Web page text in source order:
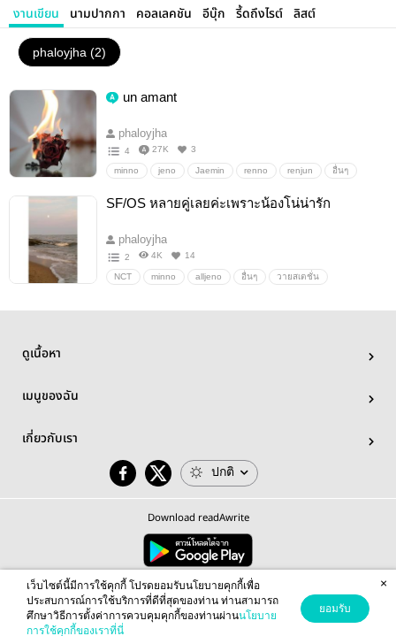
งานเขียน นามปากกา คอลเลคชัน อีบุ๊ก รี้ดถึงไรต์ ลิสต์
phaloyjha (2)
un amant
phaloyjha
4 27K 3
minno jeno Jaemin renno renjun อื่นๆ
SF/OS หลายคู่เลยค่ะเพราะน้องโน่น่ารัก
phaloyjha
2 4K 14
NCT minno alljeno อื่นๆ วายสเตชั่น
ดูเนื้อหา
เมนูของฉัน
เกี่ยวกับเรา
ปกติ
Download readAwrite
© 2026 readAwrite.com by MEB Corporation Public Company Limited
This site is protected by reCAPTCHA and the Google Privacy Policy Terms of Serviceapply.
เว็บไซต์นี้มีการใช้คุกกี้ โปรดยอมรับนโยบายคุกกี้เพื่อ
ประสบการณ์การใช้บริการที่ดีที่สุดของท่าน ท่านสามารถ
ศึกษาวิธีการตั้งค่าการควบคุมคุกกี้ของท่านผ่านนโยบาย
การใช้คุกกี้ของเราที่นี่
ยอมรับ
×